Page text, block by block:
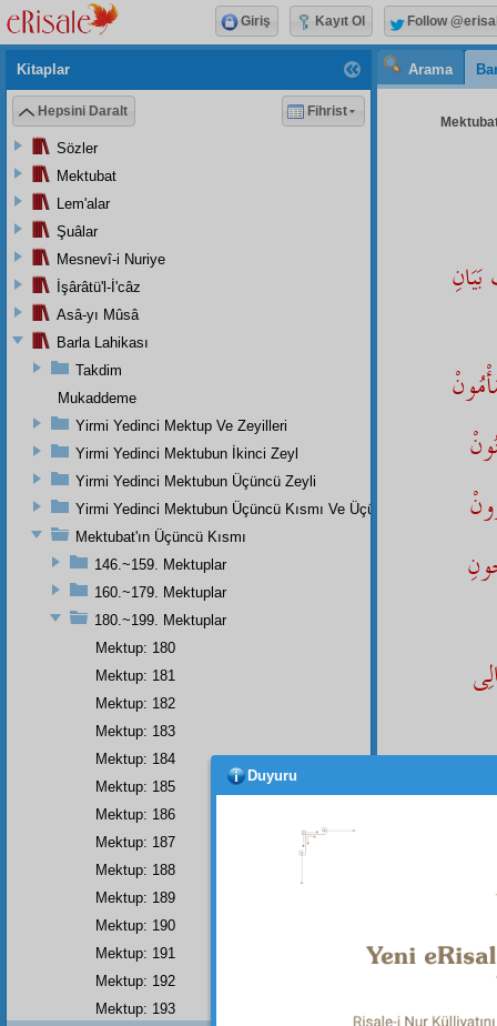
Arama
Kitaplar
Hepsini Daralt Fihrist
Sözler
Mektubat
Lem'alar
Şuâlar
Mesnevî-i Nuriye
İşârâtü'l-İ'câz
Asâ-yı Mûsâ
Barla Lahikası
Takdim
Mukaddeme
Yirmi Yedinci Mektup Ve Zeyilleri
Yirmi Yedinci Mektubun İkinci Zeyl
Yirmi Yedinci Mektubun Üçüncü Zeyli
Yirmi Yedinci Mektubun Üçüncü Kısmı Ve Üçüncü Zeylin
Mektubat'ın Üçüncü Kısmı
146.~159. Mektuplar
160.~179. Mektuplar
180.~199. Mektuplar
Mektup: 180
Mektup: 181
Mektup: 182
Mektup: 183
Mektup: 184
Mektup: 185
Mektup: 186
Mektup: 187
Mektup: 188
Mektup: 189
Mektup: 190
Mektup: 191
Mektup: 192
Mektup: 193
Giriş Kayıt Ol Follow
Duyuru